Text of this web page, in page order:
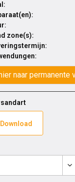
zone(s):
naar permanente
Download